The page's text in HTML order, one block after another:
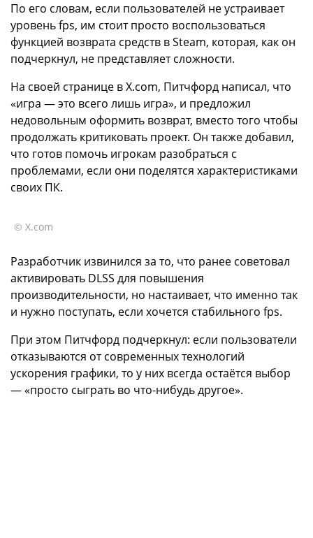
По его словам, если пользователей не устраивает
уровень fps, им стоит просто воспользоваться
функцией возврата средств в Steam, которая, как он
подчеркнул, не представляет сложности.
На своей странице в X.com, Питчфорд написал, что
«игра — это всего лишь игра», и предложил
недовольным оформить возврат, вместо того чтобы
продолжать критиковать проект. Он также добавил,
что готов помочь игрокам разобраться с
проблемами, если они поделятся характеристиками
своих ПК.
© X.com
Разработчик извинился за то, что ранее советовал
активировать DLSS для повышения
производительности, но настаивает, что именно так
и нужно поступать, если хочется стабильного fps.
При этом Питчфорд подчеркнул: если пользователи
отказываются от современных технологий
ускорения графики, то у них всегда остаётся выбор
— «просто сыграть во что-нибудь другое».